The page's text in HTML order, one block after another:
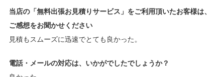
当店の「無料出張お見積りサービス」をご利用頂いたお客様は、
ご感想をお聞かせください
見積もスムーズに迅速でとても良かった。
電話・メールの対応は、いかがでしたでしょうか？